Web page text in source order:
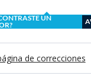
UN
de correcciones